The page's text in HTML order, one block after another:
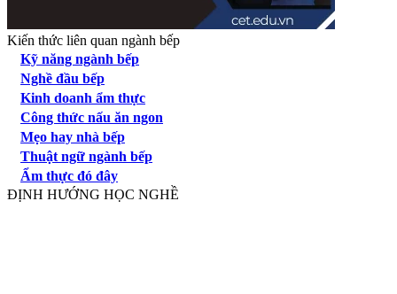
Kiến thức liên quan ngành bếp
Kỹ năng ngành bếp
Nghề đầu bếp
Kinh doanh ẩm thực
Công thức nấu ăn ngon
Mẹo hay nhà bếp
Thuật ngữ ngành bếp
Ẩm thực đó đây
ĐỊNH HƯỚNG HỌC NGHỀ